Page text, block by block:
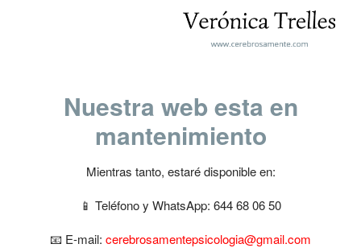
Nuestra web esta en
mantenimiento
Mientras tanto, estaré disponible en:
📱 Teléfono y WhatsApp: 644 68 06 50
📧 E-mail: cerebrosamentepsicologia@gmail.com